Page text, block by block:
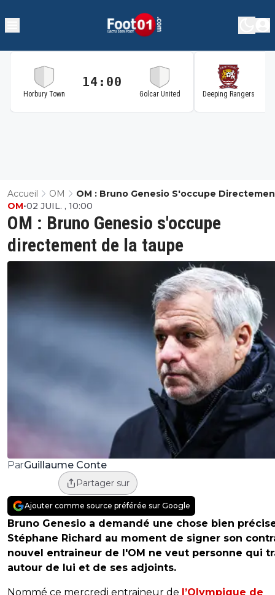
Horbury Town
14:00
Golcar United Deeping Rangers
Accueil OM
OM : Bruno Genesio S'occupe
La Taupe
OM : Bruno Genesio s'occupe
directement de la taupe
OM•02 JUIL. , 10:00
ParGuillaume Conte
Partager sur
Ajouter comme source préférée sur Google
Bruno Genesio a demandé une chose bien
Stéphane Richard au moment de signer son
nouvel entraineur de l'OM ne veut personne qui
autour de lui et de ses adjoints.
Nommé ce mercredi entraineur de l’Olympique de